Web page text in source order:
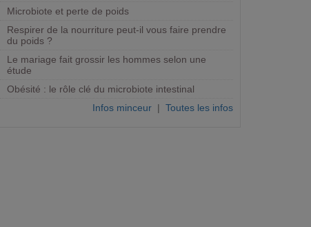
Microbiote et perte de poids
Respirer de la nourriture peut-il vous faire prendre
du poids ?
Le mariage fait grossir les hommes selon une
étude
Obésité : le rôle clé du microbiote intestinal
Infos minceur | Toutes les infos